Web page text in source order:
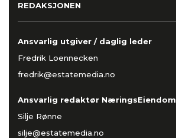
REDAKSJONEN
Ansvarlig utgiver / daglig leder
Fredrik Loennecken
fredrik@estatemedia.no
Ansvarlig redaktør NæringsEiendom
Silje Rønne
silje@estatemedia.no